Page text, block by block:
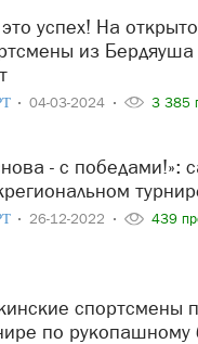
из
04-03-2024 3 385
26-12-2022 439
по рукопашному